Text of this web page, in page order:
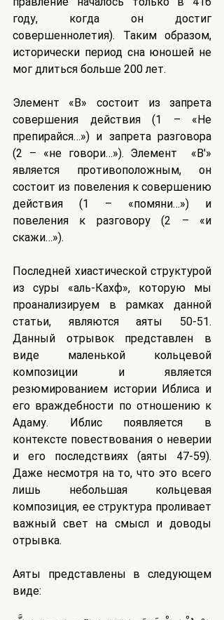
году, когда он достиг
совершеннолетия). Таким образом,
исторически период сна юношей не
мог длиться больше 200 лет.
Элемент «В» состоит из запрета
совершения действия (1 – «Не
препирайся…») и запрета разговора
(2 – «не говори…»). Элемент  «B'»
является противоположным, он
состоит из повеления к совершению
действия (1 – «помяни…») и
повеления к разговору (2 – «и
скажи…»).
Последней хиастической структурой
из суры «аль-Кахф», которую мы
проанализируем в рамках данной
статьи, являются аяты 50-51.
Данный отрывок представлен в
виде маленькой кольцевой
композиции и является
резюмированием истории Иблиса и
его враждебности по отношению к
Адаму. Иблис появляется в
контексте повествования о неверии
и его последствиях (аяты 47-59).
Даже несмотря на то, что это всего
лишь небольшая кольцевая
композиция, ее структура проливает
важный свет на смысл и доводы
отрывка.
Аяты представлены в следующем
виде: